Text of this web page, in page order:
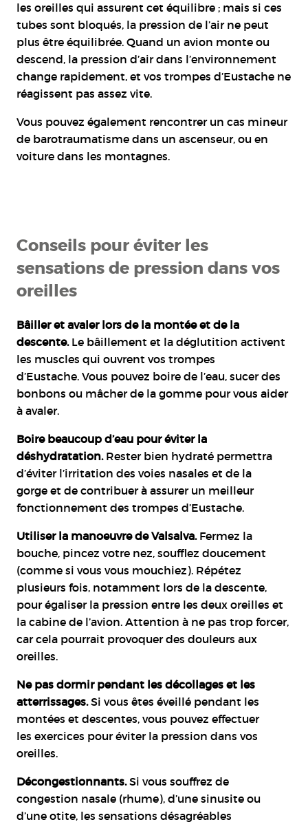
les oreilles qui assurent cet équilibre ; mais si ces
tubes sont bloqués, la pression de l’air ne peut
plus être équilibrée. Quand un avion monte ou
descend, la pression d’air dans l’environnement
change rapidement, et vos trompes d’Eustache ne
réagissent pas assez vite.
Vous pouvez également rencontrer un cas mineur
de barotraumatisme dans un ascenseur, ou en
voiture dans les montagnes.
Conseils pour éviter les
sensations de pression dans vos
oreilles
Bâiller et avaler lors de la montée et de la
descente. Le bâillement et la déglutition activent
les muscles qui ouvrent vos trompes
d’Eustache. Vous pouvez boire de l’eau, sucer des
bonbons ou mâcher de la gomme pour vous aider
à avaler.
Boire beaucoup d’eau pour éviter la
déshydratation. Rester bien hydraté permettra
d’éviter l’irritation des voies nasales et de la
gorge et de contribuer à assurer un meilleur
fonctionnement des trompes d’Eustache.
Utiliser la manoeuvre de Valsalva. Fermez la
bouche, pincez votre nez, soufflez doucement
(comme si vous vous mouchiez). Répétez
plusieurs fois, notamment lors de la descente,
pour égaliser la pression entre les deux oreilles et
la cabine de l’avion. Attention à ne pas trop forcer,
car cela pourrait provoquer des douleurs aux
oreilles.
Ne pas dormir pendant les décollages et les
atterrissages.Si vous êtes éveillé pendant les
montées et descentes, vous pouvez effectuer
les exercices pour éviter la pression dans vos
oreilles.
Décongestionnants.Si vous souffrez de
congestion nasale (rhume), d’une sinusite ou
d’une otite, les sensations désagréables